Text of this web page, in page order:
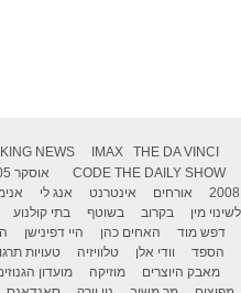
NEWS IMAX
THE DA VINCI
CODE THE DAILY SHOW אוסקר 2005
2008
אורחים אינטרנט אנג לי
לשינוי מין
בקרוב בשוטף בתי קולנוע
דפש מוד
האחים כהן היי דפינישן
הספד
וודי אלן טלוויזיה טעויות
מאבק היוצרים
מוזיקה מועדון